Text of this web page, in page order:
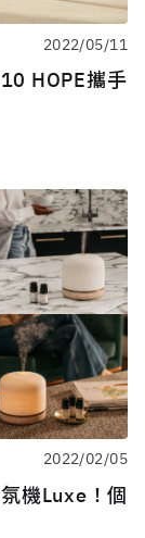
2022/05/11
HOPE攜手
2022/02/05
機Luxe！個